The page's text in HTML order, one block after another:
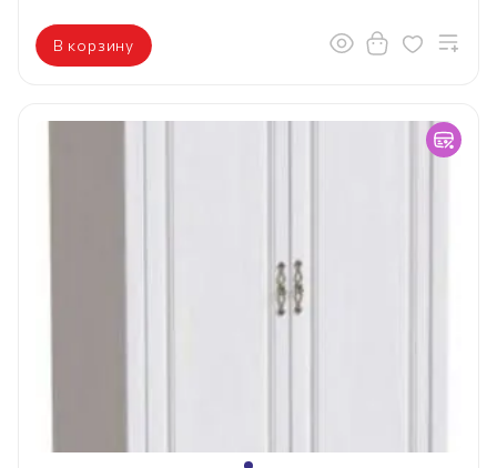
В корзину